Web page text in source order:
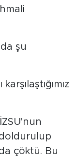
şu
doldurulup
çöktü. Bu